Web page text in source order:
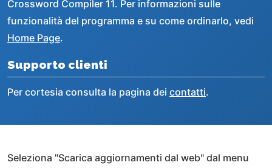
Crossword Compiler 11. Per informazioni sulle
funzionalità del programma e su come ordinarlo, vedi
Home Page.
Supporto clienti
Per cortesia consulta la pagina dei contatti.
Seleziona "Scarica aggiornamenti dal web" dal menu